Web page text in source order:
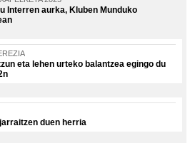
Interren aurka, Kluben Munduko
eta lehen urteko balantzea egingo du
duen herria